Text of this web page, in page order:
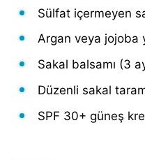
Sülfat içermeyen
Argan veya jojoba
Sakal balsamı (3
Düzenli sakal
SPF 30+ güneş